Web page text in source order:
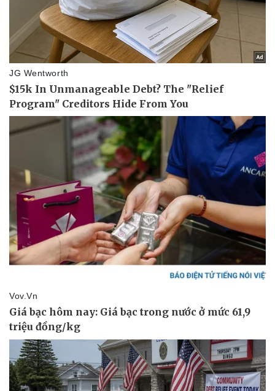
Kinh tế
Bất động sản
Khởi nghiệp
Thị trường
Tiêu dùng
Tỷ giá
Chứng khoán
Giá cà phê